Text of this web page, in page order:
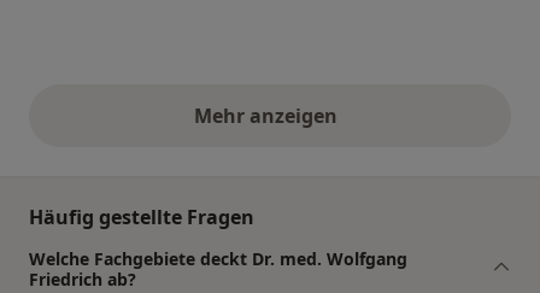
Mehr anzeigenobige Stellungnahmen
Häufig gestellte Fragen
Welche Fachgebiete deckt Dr. med. Wolfgang
Friedrich ab?